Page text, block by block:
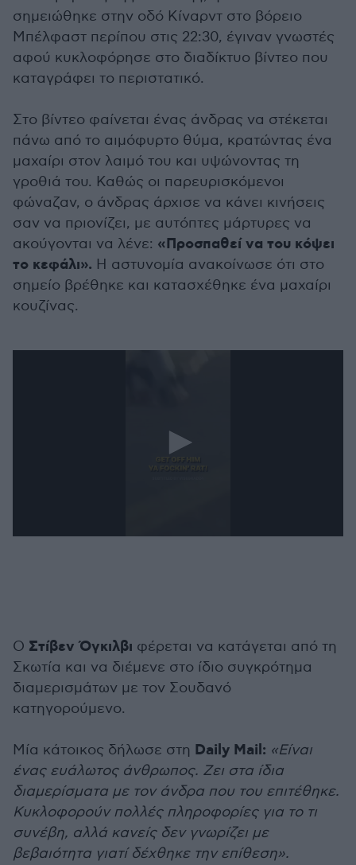
σημειώθηκε στην οδό Κίναρντ στο βόρειο
Μπέλφαστ περίπου στις 22:30, έγιναν γνωστές
αφού κυκλοφόρησε στο διαδίκτυο βίντεο που
καταγράφει το περιστατικό.
Στο βίντεο φαίνεται ένας άνδρας να στέκεται
πάνω από το αιμόφυρτο θύμα, κρατώντας ένα
μαχαίρι στον λαιμό του και υψώνοντας τη
γροθιά του. Καθώς οι παρευρισκόμενοι
φώναζαν, ο άνδρας άρχισε να κάνει κινήσεις
σαν να πριονίζει, με αυτόπτες μάρτυρες να
ακούγονται να λένε: «Προσπαθεί να του κόψει
το κεφάλι». Η αστυνομία ανακοίνωσε ότι στο
σημείο βρέθηκε και κατασχέθηκε ένα μαχαίρι
κουζίνας.
Ο Στίβεν Όγκιλβι φέρεται να κατάγεται από τη
Σκωτία και να διέμενε στο ίδιο συγκρότημα
διαμερισμάτων με τον Σουδανό
κατηγορούμενο.
Μία κάτοικος δήλωσε στη Daily Mail: «Είναι
ένας ευάλωτος άνθρωπος. Ζει στα ίδια
διαμερίσματα με τον άνδρα που του επιτέθηκε.
Κυκλοφορούν πολλές πληροφορίες για το τι
συνέβη, αλλά κανείς δεν γνωρίζει με
βεβαιότητα γιατί δέχθηκε την επίθεση».